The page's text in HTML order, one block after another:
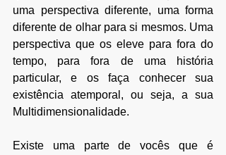
uma perspectiva diferente, uma forma
diferente de olhar para si mesmos. Uma
perspectiva que os eleve para fora do
tempo, para fora de uma história
particular, e os faça conhecer sua
existência atemporal, ou seja, a sua
Multidimensionalidade.
Existe uma parte de vocês que é